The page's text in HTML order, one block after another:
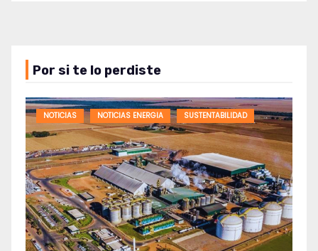
Por si te lo perdiste
NOTICIAS NOTICIAS ENERGIA SUSTENTABILIDAD